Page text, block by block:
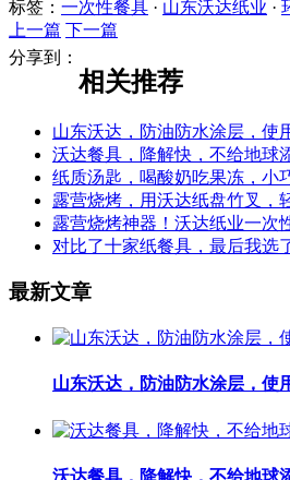
标签： 一次性餐具 · 山东沃达纸业 ·
上一篇 下一篇
分享到：
相关推荐
山东沃达，防油防水涂层，使
沃达餐具，降解快，不给地球
纸质汤匙，喝酸奶吃果冻，小
露营烧烤，用沃达纸盘竹叉，
露营烧烤神器！沃达纸业一次
对比了十家纸餐具，最后我选
最新文章
山东沃达，防油防水涂层，使
沃达餐具，降解快，不给地球